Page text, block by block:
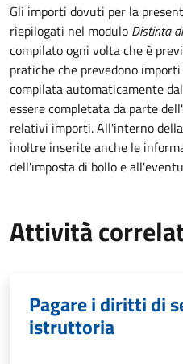
Gli importi dovuti per la
riepilogati nel modulo Distinta
compilato ogni volta che è
pratiche che prevedono
compilata automaticamente
essere completata da parte
relativi importi.All'interno della
inoltre inserite anche le
dell'imposta di bollo e
Attività
Pagare i diritti di
istruttoria